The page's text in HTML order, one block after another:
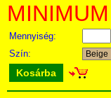
Mennyiség:
Szín:
Kosárba